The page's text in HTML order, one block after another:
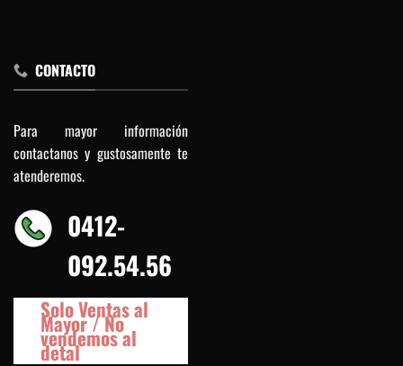
CONTACTO
Para mayor información
contactanos y gustosamente te
atenderemos.
0412-
092.54.56
Solo Ventas al
Mayor / No
vendemos al
detal